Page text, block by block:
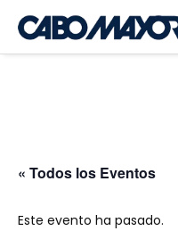
« Todos los Eventos
Este evento ha pasado.